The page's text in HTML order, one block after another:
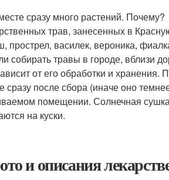
сразу много растений. Почему?
трав, занесенных в
прострел, василек, вероника,
собирать травы в городе, вблизи
от его обработки и
после сбора (иначе оно
помещении. Солнечная
на куски.
и описания